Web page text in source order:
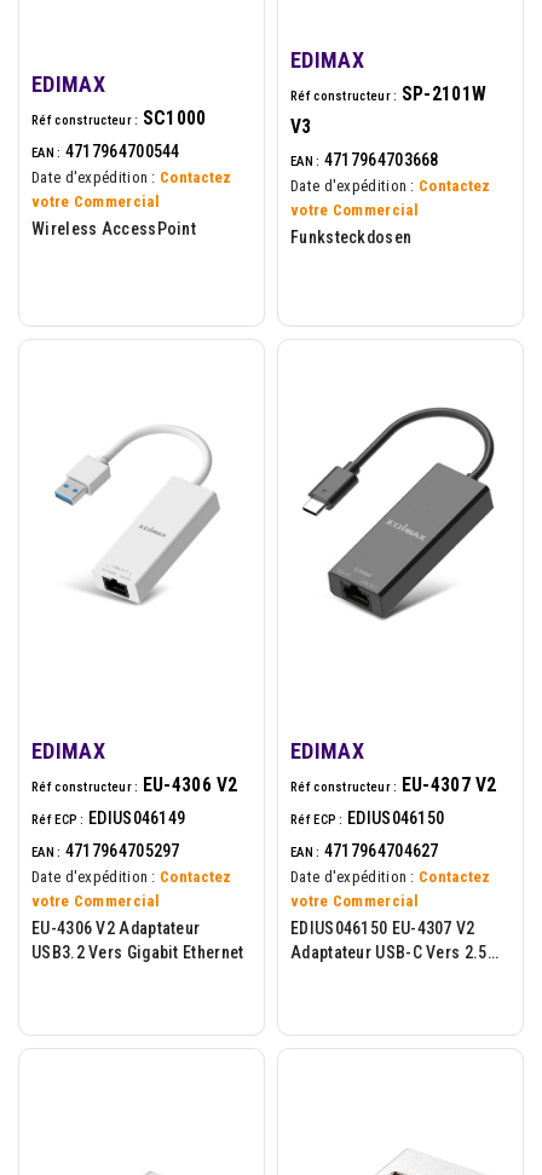
EDIMAX
Réf constructeur : SC1000
EAN : 4717964700544
Date d'expédition : Contactez
votre Commercial
Wireless AccessPoint
EDIMAX
Réf constructeur : SP-2101W
V3
EAN : 4717964703668
Date d'expédition : Contactez
votre Commercial
Funksteckdosen
EDIMAX
Réf constructeur : EU-4306 V2
Réf ECP : EDIUS046149
EAN : 4717964705297
Date d'expédition : Contactez
votre Commercial
EU-4306 V2 Adaptateur
USB3.2 Vers Gigabit Ethernet
EDIMAX
Réf constructeur : EU-4307 V2
Réf ECP : EDIUS046150
EAN : 4717964704627
Date d'expédition : Contactez
votre Commercial
EDIUS046150 EU-4307 V2
Adaptateur USB-C Vers 2.5